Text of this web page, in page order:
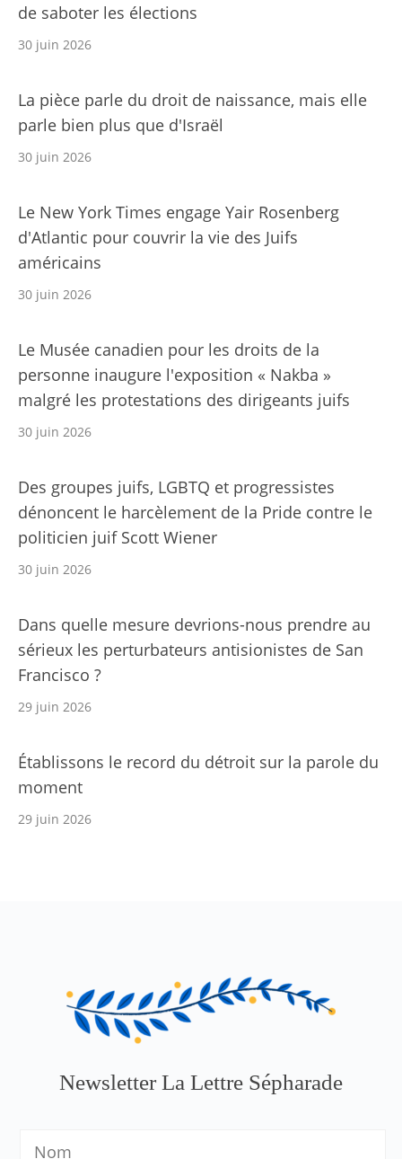
de saboter les élections
30 juin 2026
La pièce parle du droit de naissance, mais elle
parle bien plus que d'Israël
30 juin 2026
Le New York Times engage Yair Rosenberg
d'Atlantic pour couvrir la vie des Juifs
américains
30 juin 2026
Le Musée canadien pour les droits de la
personne inaugure l'exposition « Nakba »
malgré les protestations des dirigeants juifs
30 juin 2026
Des groupes juifs, LGBTQ et progressistes
dénoncent le harcèlement de la Pride contre le
politicien juif Scott Wiener
30 juin 2026
Dans quelle mesure devrions-nous prendre au
sérieux les perturbateurs antisionistes de San
Francisco ?
29 juin 2026
Établissons le record du détroit sur la parole du
moment
29 juin 2026
Newsletter La Lettre Sépharade